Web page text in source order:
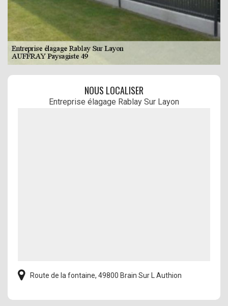
NOUS LOCALISER
Entreprise élagage Rablay Sur Layon
Route de la fontaine, 49800 Brain Sur L Authion